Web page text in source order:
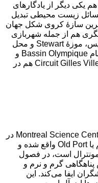
سازهٔ کروی شکل بایوسفِر Biosphere هم یکی دیگر از یادگارهای
مسائل زیست محیطی تبدیل
سازهٔ کروی شکل جهان
هم از جمله شهربازی
La Ronde و توپخانهٔ تاریخی ارتش انگلیس، موزهٔ Stewart و محل
برگزاری مسابقات قایقرانی المپیک به نام Bassin Olympique و
پیست مسابقات ماشین‌سواری Circuit Gilles Villeneuve هم در
ساختمان شیشه‌ای و منحصر به فرد Montreal Science Centre در
قلب جاهای دیدنی مونترال در بندر قدیم یا Old Port‌ واقع شده و
مونترال است، در فصول
گرم و نرم و
ایفا می‌کند. این